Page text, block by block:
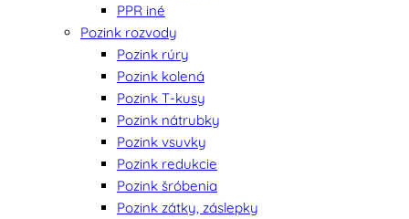
PPR iné
Pozink rozvody
Pozink rúry
Pozink kolená
Pozink T-kusy
Pozink nátrubky
Pozink vsuvky
Pozink redukcie
Pozink šróbenia
Pozink zátky, záslepky